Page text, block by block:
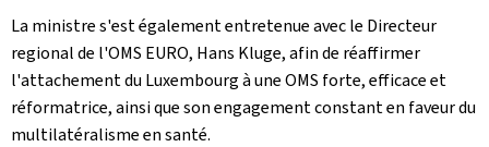
La ministre s'est également entretenue avec le Directeur
regional de l'OMS EURO, Hans Kluge, afin de réaffirmer
l'attachement du Luxembourg à une OMS forte, efficace et
réformatrice, ainsi que son engagement constant en faveur du
multilatéralisme en santé.